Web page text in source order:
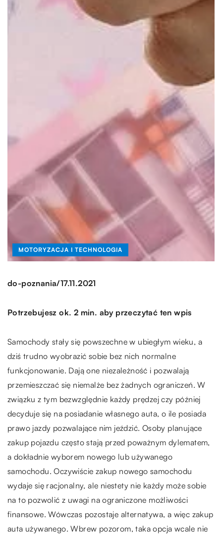
MOTORYZACJA I TECHNOLOGIA
do-poznania/17.11.2021
Potrzebujesz ok. 2 min. aby przeczytać ten wpis
Samochody stały się powszechne w ubiegłym wieku, a
dziś trudno wyobrazić sobie bez nich normalne
funkcjonowanie. Dają one niezależność i pozwalają
przemieszczać się niemalże bez żadnych ograniczeń. W
związku z tym bezwzględnie każdy prędzej czy później
decyduje się na posiadanie własnego auta, o ile posiada
prawo jazdy pozwalające nim jeździć. Osoby planujące
zakup pojazdu często stają przed poważnym dylematem,
a dokładnie wyborem nowego lub używanego
samochodu. Oczywiście zakup nowego samochodu
wydaje się racjonalny, ale niestety nie każdy może sobie
na to pozwolić z uwagi na ograniczone możliwości
finansowe. Wówczas pozostaje alternatywa, a więc zakup
auta używanego. Wbrew pozorom, taka opcja wcale nie